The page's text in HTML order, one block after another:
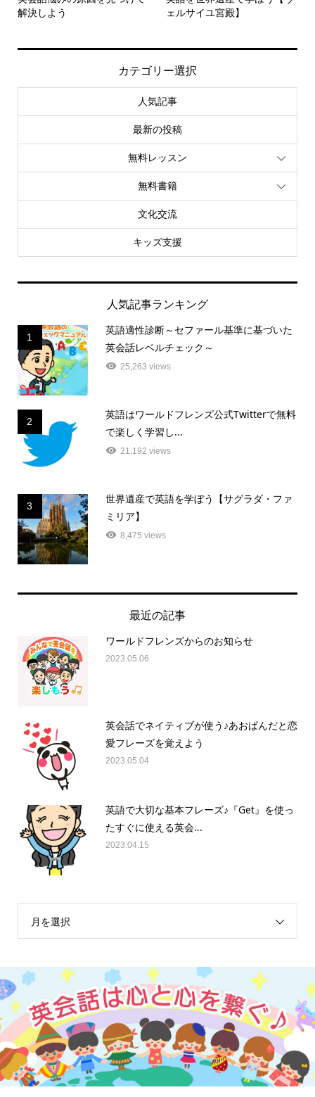
解決しよう
ェルサイユ宮殿】
カテゴリー選択
人気記事
最新の投稿
無料レッスン
無料書籍
文化交流
キッズ支援
人気記事ランキング
1
英語適性診断～セファール基準に基づいた
英会話レベルチェック～
25,263 views
2
英語はワールドフレンズ公式Twitterで無料
で楽しく学習し...
21,192 views
3
世界遺産で英語を学ぼう【サグラダ・ファ
ミリア】
8,475 views
最近の記事
ワールドフレンズからのお知らせ
2023.05.06
英会話でネイティブが使う♪あおぱんだと恋
愛フレーズを覚えよう
2023.05.04
英語で大切な基本フレーズ♪『Get』を使っ
たすぐに使える英会...
2023.04.15
月を選択